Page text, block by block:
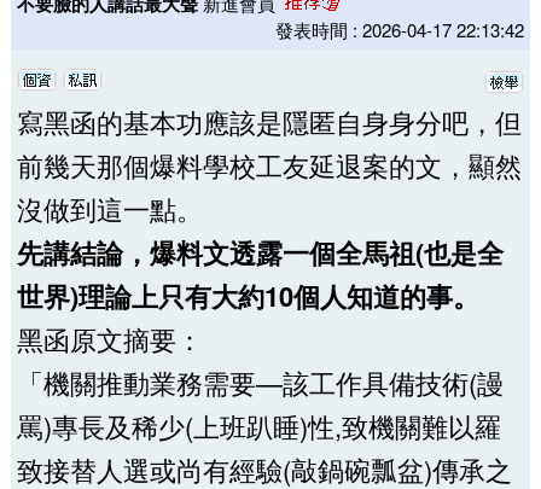
發表時間 : 2026-04-17 22:13:42
寫黑函的基本功應該是隱匿自身身分吧，但
前幾天那個爆料學校工友延退案的文，顯然
沒做到這一點。
先講結論，爆料文透露一個全馬祖(也是全
世界)理論上只有大約10個人知道的事。
黑函原文摘要：
「機關推動業務需要—該工作具備技術(謾
罵)專長及稀少(上班趴睡)性,致機關難以羅
致接替人選或尚有經驗(敲鍋碗瓢盆)傳承之